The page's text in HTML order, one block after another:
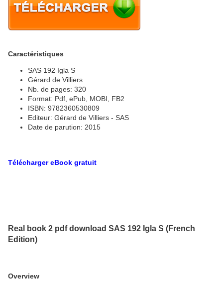
Caractéristiques
SAS 192 Igla S
Gérard de Villiers
Nb. de pages: 320
Format: Pdf, ePub, MOBI, FB2
ISBN: 9782360530809
Editeur: Gérard de Villiers - SAS
Date de parution: 2015
Télécharger eBook gratuit
Real book 2 pdf download SAS 192 Igla S (French
Edition)
Overview